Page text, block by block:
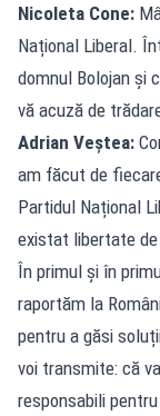
Nicoleta Cone:
Național Liberal.
domnul Bolojan și
vă acuză de
Adrian Veștea:
am făcut de
Partidul Național
existat libertate de
În primul și în
raportăm la
pentru a găsi
voi transmite: că
responsabili